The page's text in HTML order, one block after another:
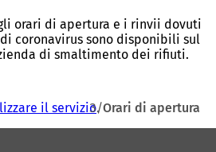
i
a
p
n
u
orari di apertura e i rinvii dovuti
coronavirus sono disponibili sul
di smaltimento dei rifiuti.
il servizio Orari di apertura